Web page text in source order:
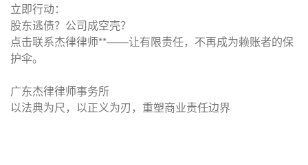
立即行动：
股东逃债？公司成空壳？
点击联系杰律律师**——让有限责任，不再成为赖账者的保
护伞。
广东杰律律师事务所
以法典为尺，以正义为刃，重塑商业责任边界